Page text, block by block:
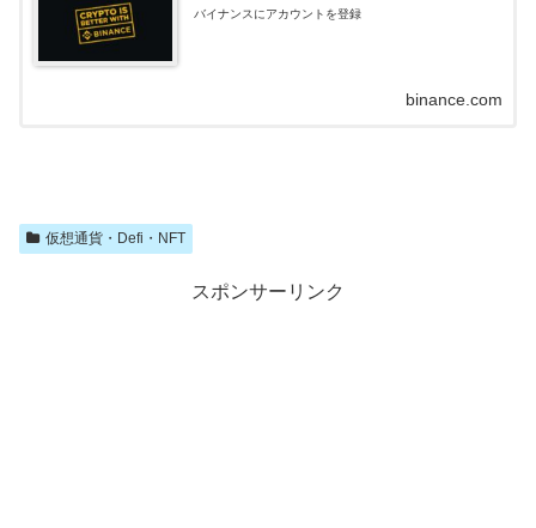
バイナンスにアカウントを登録
binance.com
仮想通貨・Defi・NFT
スポンサーリンク